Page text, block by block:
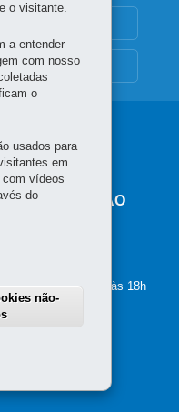
DA EDUCAÇÃO
sexta-feira, das 8h às 18h
o visitante.
a entender
com nosso
o
usados para
em
com vídeos
do
não-